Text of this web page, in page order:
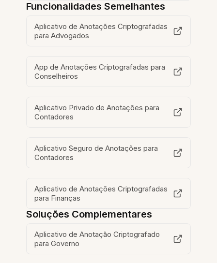
Funcionalidades Semelhantes
Aplicativo de Anotações Criptografadas
para Advogados
App de Anotações Criptografadas para
Conselheiros
Aplicativo Privado de Anotações para
Contadores
Aplicativo Seguro de Anotações para
Contadores
Aplicativo de Anotações Criptografadas
para Finanças
Soluções Complementares
Aplicativo de Anotação Criptografado
para Governo